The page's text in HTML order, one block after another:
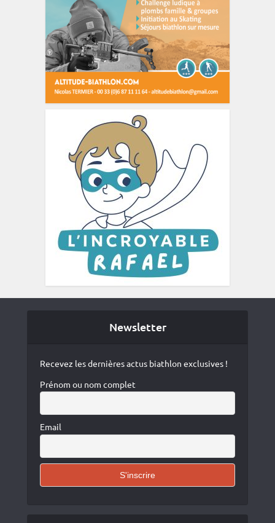
Newsletter
Recevez les dernières actus biathlon exclusives !
Prénom ou nom complet
Email